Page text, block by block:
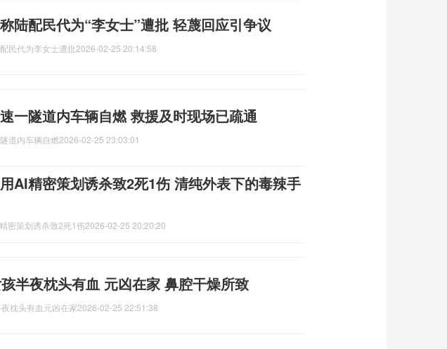
陆配民代为“李女士”遭批 轻蔑回应引争议
民代为李女士遭批2026-02-25 20:14:58
一隧道内车辆自燃 救援及时现场已疏通
道内车辆自燃2026-02-25 23:03:01
AI精密策划诱杀致2死1伤 清纯外表下的毒辣手
密策划诱杀致2死1伤2026-02-25 20:20:20
半夜枕头有血 元凶在家 鼻腔干燥所致
枕头有血元凶在家2026-02-25 22:51:38